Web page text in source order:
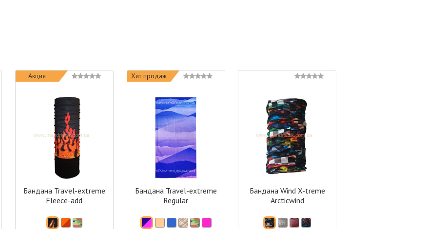
Акция
Бандана Travel-extreme
Fleece-add
Хит продаж
Бандана Travel-extreme
Regular
Бандана Wind X-treme
Arcticwind